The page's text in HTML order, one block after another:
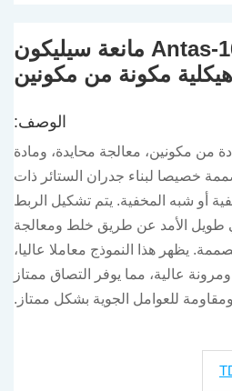
مادة Antas-168 مانعة سيليكون
هيكلية مكونة من مكونين
الوصف:
هو مادة من مكونين، معالجة محايدة، ومادة
خصيصا لبناء جدران الستائر ذات
أو شبه المخفية. يتم تشكيل الربط
طويل الأمد عن طريق خلط ومعالجة
يظهر هذا النموذج معاملا عاليا،
عالية، مما يوفر التصاق ممتاز
ومقاومة للعوامل الجوية بشكل ممتاز.